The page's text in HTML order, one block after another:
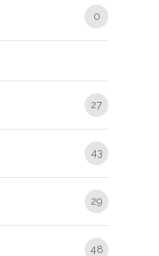
0
27
43
29
48